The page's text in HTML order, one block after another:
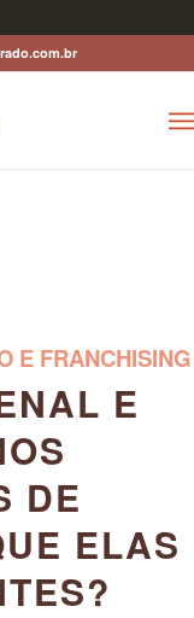
E FRANCHISING
E
DE
ELAS